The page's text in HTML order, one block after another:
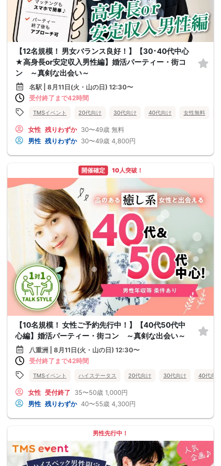
【12名規模！ 男女バランス良好！】【30･40代中心
★高身長or安定収入男性編】婚活パーティー・街コ
ン ～真剣な出会い～
名駅 | 8月11日(火・山の日) 12:30〜
受付終了まで42時間
TMSイベント 20代向け 30代向け 40代向け 女性無料
女性 残りわずか 30〜49歳 無料
男性 残りわずか 30〜49歳 4,800円
開催確定 10人突破！
【10名規模！ 女性ご予約先行中！】【40代50代中
心編】婚活パーティー・街コン ～真剣な出会い～
八重洲 | 8月11日(火・山の日) 12:30〜
受付終了まで42時間
TMSイベント ハイステータス 20代向け 30代向け 40代向け
女性 受付終了 35〜50歳 1,000円
男性 残りわずか 40〜55歳 4,300円
男性先行中！